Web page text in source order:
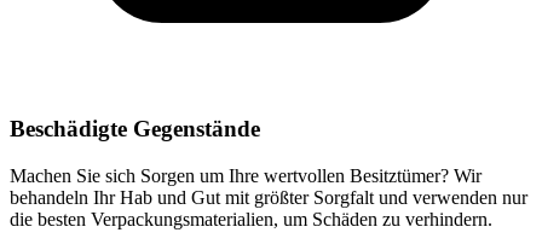
Beschädigte Gegenstände
Machen Sie sich Sorgen um Ihre wertvollen Besitztümer? Wir
behandeln Ihr Hab und Gut mit größter Sorgfalt und verwenden nur
die besten Verpackungsmaterialien, um Schäden zu verhindern.